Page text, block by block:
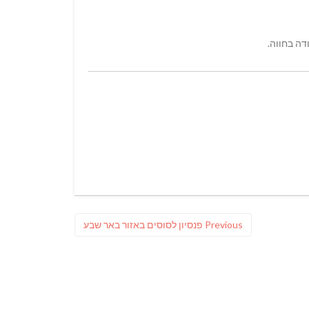
Previous
Previous
פנסיון לסוסים באזור באר שבע